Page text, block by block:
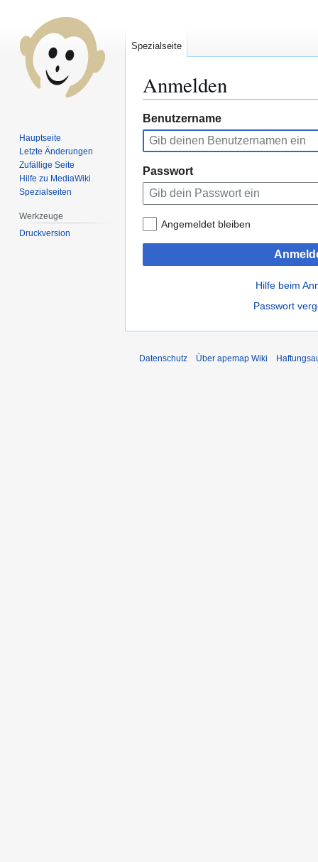
Anmelden
Zur
Navigation
springen
Zur
Suche
springen
Benutzername
Passwort
Angemeldet bleiben
Hilfe beim
Passwort
Spezialseite
Hauptseite
Letzte Änderungen
Zufällige Seite
Hilfe zu MediaWiki
Spezialseiten
Werkzeuge
Druckversion
Datenschutz Über apemap Wiki